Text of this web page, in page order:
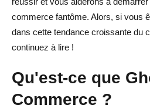
Étape 6 : Automatisez votre
service
Stratégies de marketing pour le
commerce fantôme. Alors, si vous
dans cette tendance croissante du
continuez à lire !
Qu'est-ce que
Commerce ?